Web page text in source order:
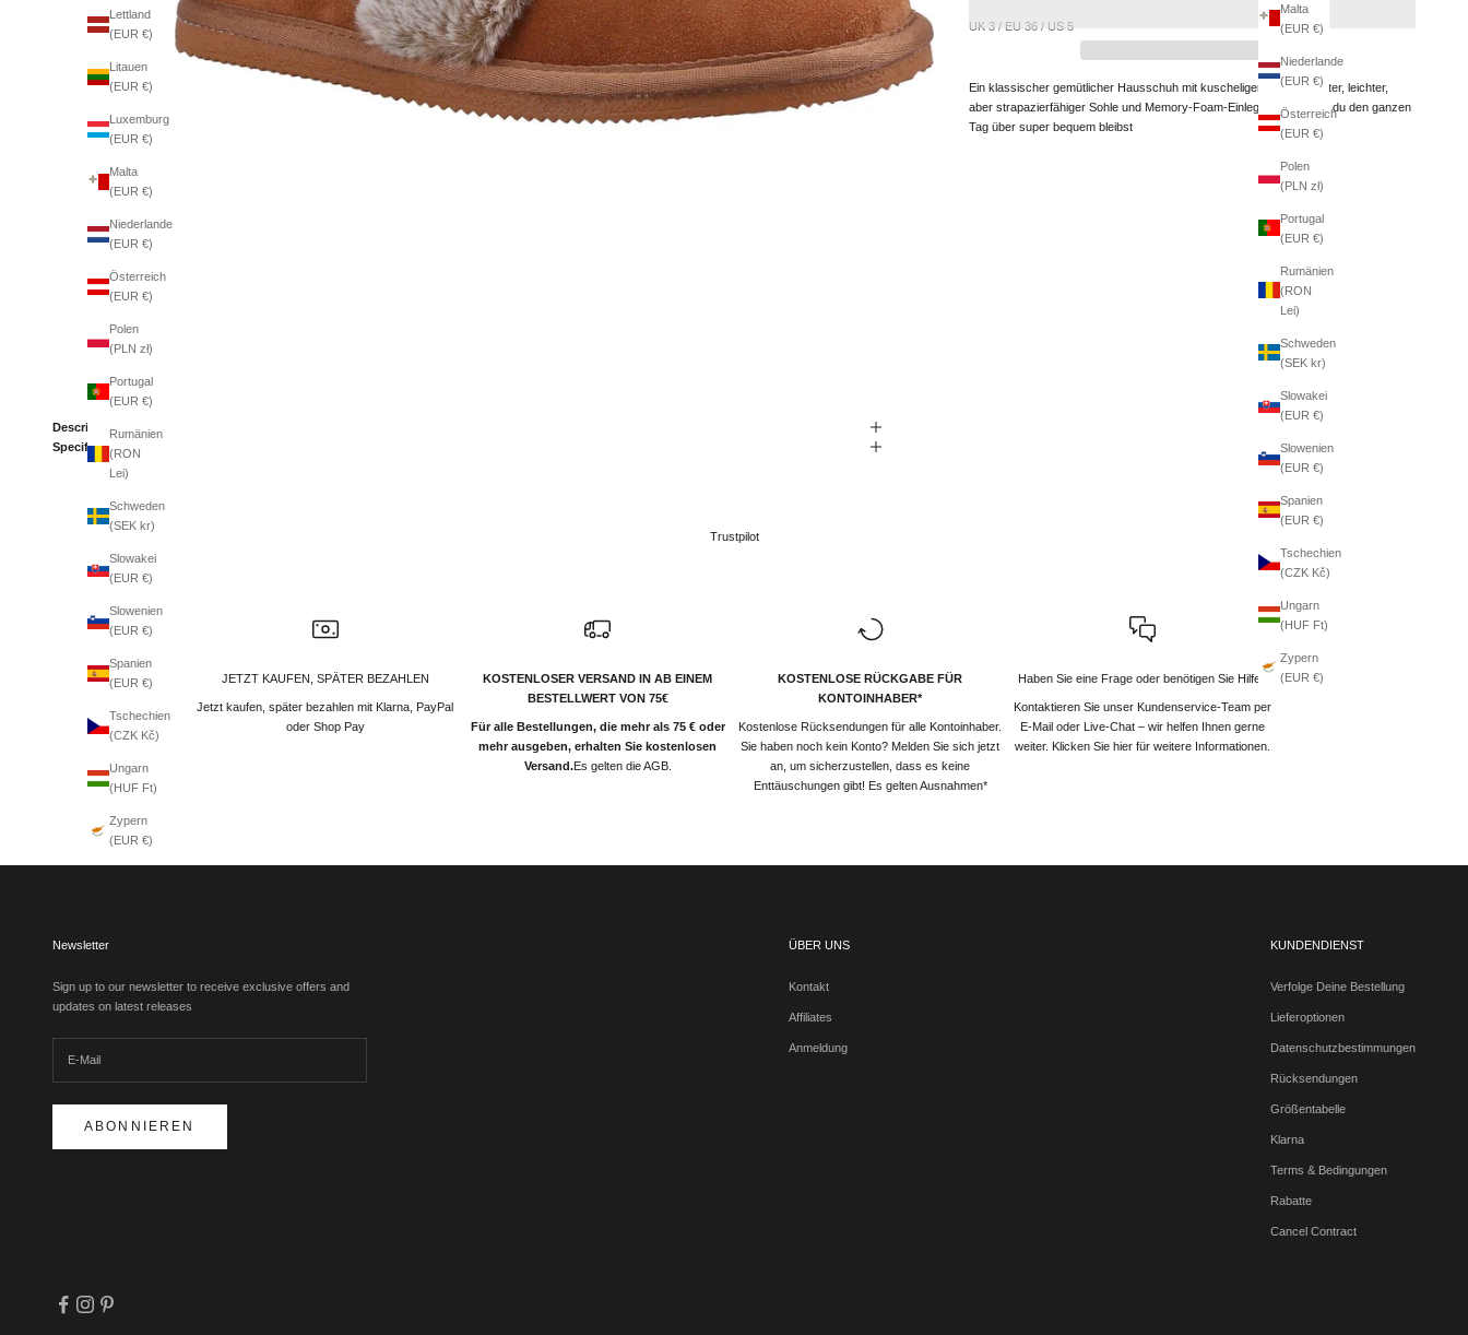
Malta
(EUR €)
Niederlande
(EUR €)
Österreich
(EUR €)
Polen
(PLN zł)
Portugal
(EUR €)
Rumänien
(RON
Lei)
Schweden
(SEK kr)
Slowakei
(EUR €)
Slowenien
(EUR €)
Spanien
(EUR €)
Tschechien
(CZK Kč)
Ungarn
(HUF Ft)
Zypern
(EUR €)
Lettland
(EUR €)
Litauen
(EUR €)
Luxemburg
(EUR €)
Malta
(EUR €)
Niederlande
(EUR €)
Österreich
(EUR €)
Polen
(PLN zł)
Portugal
(EUR €)
Rumänien
(RON
Lei)
Schweden
(SEK kr)
Slowakei
(EUR €)
Slowenien
(EUR €)
Spanien
(EUR €)
Tschechien
(CZK Kč)
Ungarn
(HUF Ft)
Zypern
(EUR €)
UK 3 / EU 36 / US 5
Ein klassischer gemütlicher Hausschuh mit kuscheligem Kunstfellfutter, leichter,
aber strapazierfähiger Sohle und Memory-Foam-Einlegesohle, damit du den ganzen
Tag über super bequem bleibst
Description
Specifications
Trustpilot
JETZT KAUFEN, SPÄTER BEZAHLEN
Jetzt kaufen, später bezahlen mit Klarna, PayPal
oder Shop Pay
KOSTENLOSER VERSAND IN AB EINEM
BESTELLWERT VON 75€
Für alle Bestellungen, die mehr als 75 € oder
mehr ausgeben, erhalten Sie kostenlosen
Versand.Es gelten die AGB.
KOSTENLOSE RÜCKGABE FÜR
KONTOINHABER*
Kostenlose Rücksendungen für alle Kontoinhaber.
Sie haben noch kein Konto? Melden Sie sich jetzt
an, um sicherzustellen, dass es keine
Enttäuschungen gibt! Es gelten Ausnahmen*
Haben Sie eine Frage oder benötigen Sie Hilfe?
Kontaktieren Sie unser Kundenservice-Team per
E-Mail oder Live-Chat – wir helfen Ihnen gerne
weiter. Klicken Sie hier für weitere Informationen.
Newsletter
Sign up to our newsletter to receive exclusive offers and
updates on latest releases
ABONNIEREN
ÜBER UNS
Kontakt
Affiliates
Anmeldung
KUNDENDIENST
Verfolge Deine Bestellung
Lieferoptionen
Datenschutzbestimmungen
Rücksendungen
Größentabelle
Klarna
Terms & Bedingungen
Rabatte
Cancel Contract